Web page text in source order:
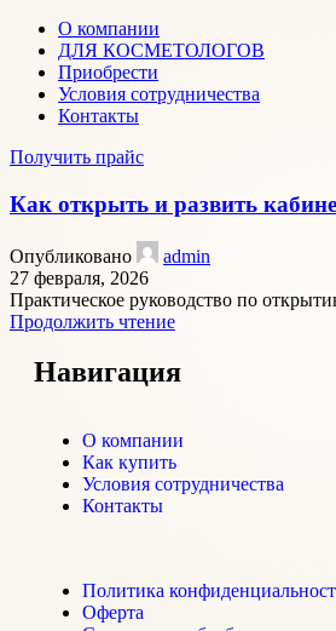
О компании
ДЛЯ КОСМЕТОЛОГОВ
Приобрести
Условия сотрудничества
Контакты
Получить прайс
Как открыть и развить
Опубликовано
admin
27 февраля, 2026
Практическое руководство по
Продолжить чтение
Навигация
О компании
Как купить
Условия сотрудничества
Контакты
Политика
Оферта